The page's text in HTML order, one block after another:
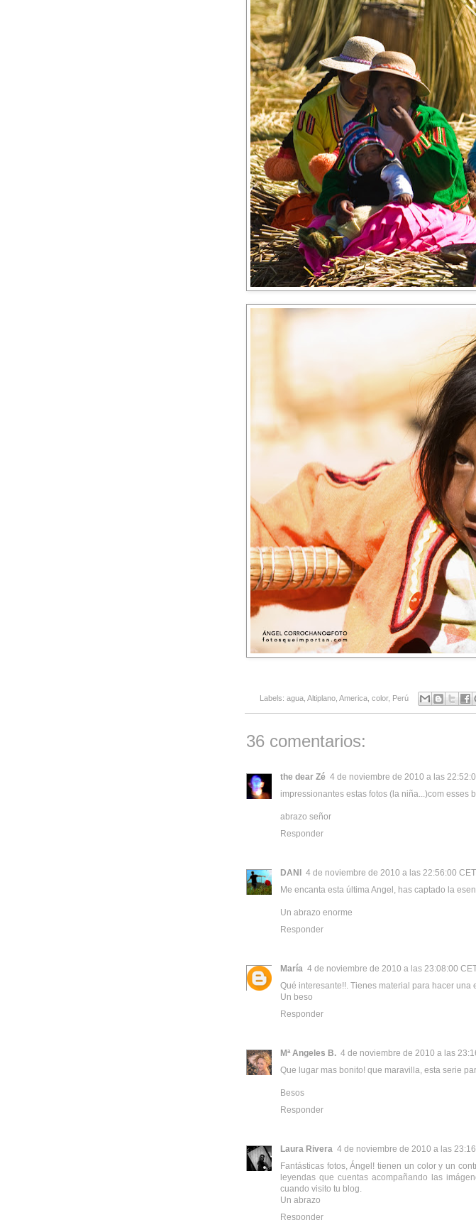
Labels: agua, Altiplano, America, color, Perú
36 comentarios:
the dear Zé 4 de noviembre de 2010 a las
impressionantes estas fotos (la niña...)com esses
abrazo señor
Responder
DANI
4 de noviembre de 2010 a las 22:56:00 CET
Me encanta esta última Angel, has captado la
Un abrazo enorme
Responder
María 4 de noviembre de 2010 a las 23:08:00
Qué interesante!!. Tienes material para hacer
Un beso
Responder
Mª Angeles B. 4 de noviembre de 2010 a las
Que lugar mas bonito! que maravilla, esta serie
Besos
Responder
Laura Rivera 4 de noviembre de 2010 a las
Fantásticas fotos, Ángel! tienen un color y un
leyendas que cuentas acompañando las
cuando visito tu blog.
Un abrazo
Responder